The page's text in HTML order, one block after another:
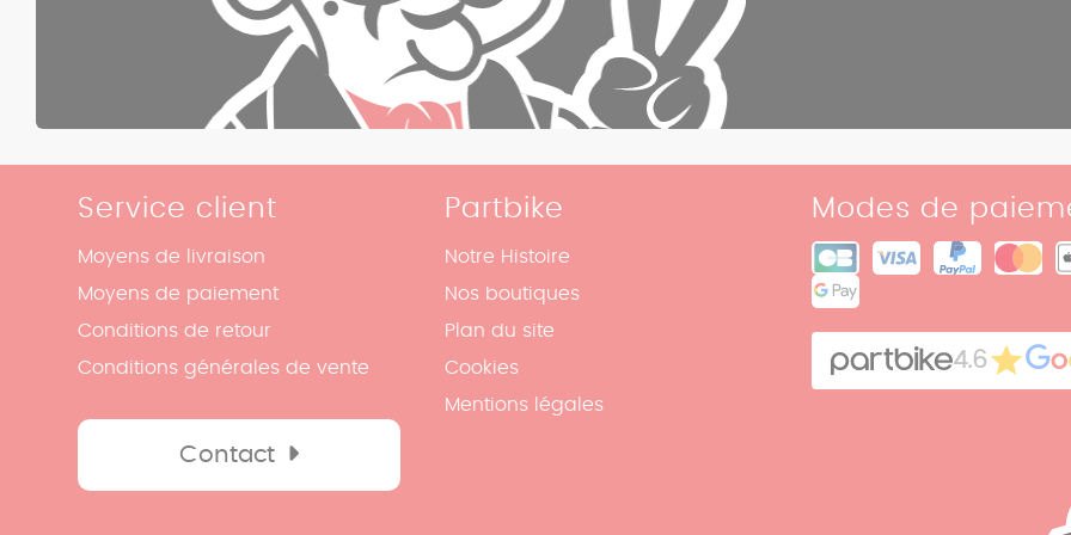
Service client
Moyens de livraison
Moyens de paiement
Conditions de retour
Conditions générales de vente
Contact
Partbike
Notre Histoire
Nos boutiques
Plan du site
Cookies
Mentions légales
Modes de
4.6